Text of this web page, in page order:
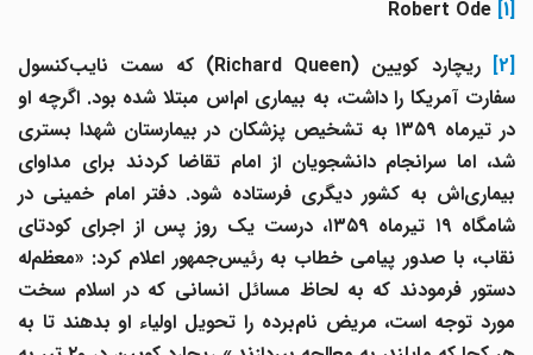
Robert Ode
ریچارد کویین ( Richard Queen) که سمت نایب‌کنسول
سفارت آمریکا را داشت، به بیماری ام‌اس مبتلا شده بود. اگرچه او
در تیرماه ۱۳۵۹ به تشخیص پزشکان در بیمارستان شهدا بستری
شد، اما سرانجام دانشجویان از امام تقاضا کردند برای مداوای
بیماری‌اش به کشور دیگری فرستاده شود. دفتر امام خمینی در
شامگاه ۱۹ تیرماه ۱۳۵۹، درست یک روز پس از اجرای کودتای
نقاب، با صدور پیامی خطاب به رئیس‌جمهور اعلام کرد: «معظم‌له
دستور فرمودند که به لحاظ مسائل انسانی که در اسلام سخت
مورد توجه است، مریض نام‌برده را تحویل اولیاء او بدهند تا به